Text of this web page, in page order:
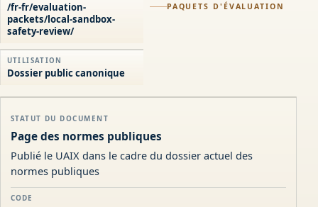
PAQUETS D'ÉVALUATION
/fr-fr/evaluation-
packets/local-sandbox-
safety-review/
UTILISATION
Dossier public canonique
STATUT DU DOCUMENT
Page des normes publiques
Publié le UAIX dans le cadre du dossier actuel des
normes publiques
CODE